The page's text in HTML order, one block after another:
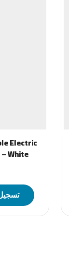
Electric
White